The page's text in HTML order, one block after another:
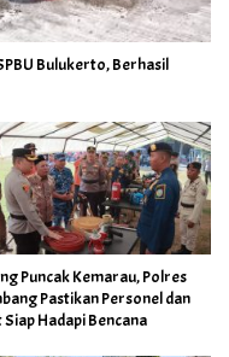
Bulukerto, Berhasil
Puncak Kemarau, Polres
Pastikan Personel dan
Hadapi Bencana